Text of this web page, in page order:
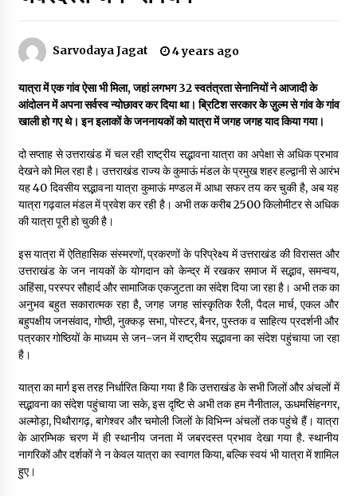
डॉक्टर अंबेडकर सामाजिक नवजागरण के अग्रदूत थे
सर्व सेवा संघ मुख्यालय में मनाई गई ज्योति बा फुले जयंती
इतिहास बदलने के प्रयास का विरोध करना होगा
चाइनीज मस्ट गो
3 years ago
गांधी के रास्ते ही वैश्विक समस्याओं का समाधान सम्भव
पीवी राजगोपाल को जापान का निवानो शांति पुरस्कार
3 years ago
कैसे बचायें बच्चों का मन?
Sarvodaya Jagat 4 years ago
यात्रा में एक गांव ऐसा भी मिला, जहां लगभग 32 स्वतंत्रता सेनानियों ने आजादी के
आंदोलन में अपना सर्वस्व न्योछावर कर दिया था। ब्रिटिश सरकार के ज़ुल्म से गांव के गांव
खाली हो गए थे। इन इलाकों के जननायकों को यात्रा में जगह जगह याद किया गया।
दो सप्ताह से उत्तराखंड में चल रही राष्ट्रीय सद्भावना यात्रा का अपेक्षा से अधिक प्रभाव
देखने को मिल रहा है। उत्तराखंड राज्य के कुमाऊं मंडल के प्रमुख शहर हल्द्वानी से आरंभ
यह 40 दिवसीय सद्भावना यात्रा कुमाऊं मण्डल में आधा सफर तय कर चुकी है, अब यह
यात्रा गढ़वाल मंडल में प्रवेश कर रही है। अभी तक करीब 2500 किलोमीटर से अधिक
की यात्रा पूरी हो चुकी है।
इस यात्रा में ऐतिहासिक संस्मरणों, प्रकरणों के परिप्रेक्ष्य में उत्तराखंड की विरासत और
उत्तराखंड के जन नायकों के योगदान को केन्द्र में रखकर समाज में सद्भाव, समन्वय,
अहिंसा, परस्पर सौहार्द और सामाजिक एकजुटता का संदेश दिया जा रहा है। अभी तक का
अनुभव बहुत सकारात्मक रहा है, जगह जगह सांस्कृतिक रैली, पैदल मार्च, एकल और
बहुपक्षीय जनसंवाद, गोष्ठी, नुक्कड़ सभा, पोस्टर, बैनर, पुस्तक व साहित्य प्रदर्शनी और
पत्रकार गोष्ठियों के माध्यम से जन-जन में राष्ट्रीय सद्भावना का संदेश पहुंचाया जा रहा
है।
यात्रा का मार्ग इस तरह निर्धारित किया गया है कि उत्तराखंड के सभी जिलों और अंचलों में
सद्भावना का संदेश पहुंचाया जा सके, इस दृष्टि से अभी तक हम नैनीताल, ऊधमसिंहनगर,
अल्मोड़ा, पिथौरागढ़, बागेश्वर और चमोली जिलों के विभिन्न अंचलों तक पहुंचे हैं। यात्रा
के आरम्भिक चरण में ही स्थानीय जनता में जबरदस्त प्रभाव देखा गया है. स्थानीय
नागरिकों और दर्शकों ने न केवल यात्रा का स्वागत किया, बल्कि स्वयं भी यात्रा में शामिल
हुए।